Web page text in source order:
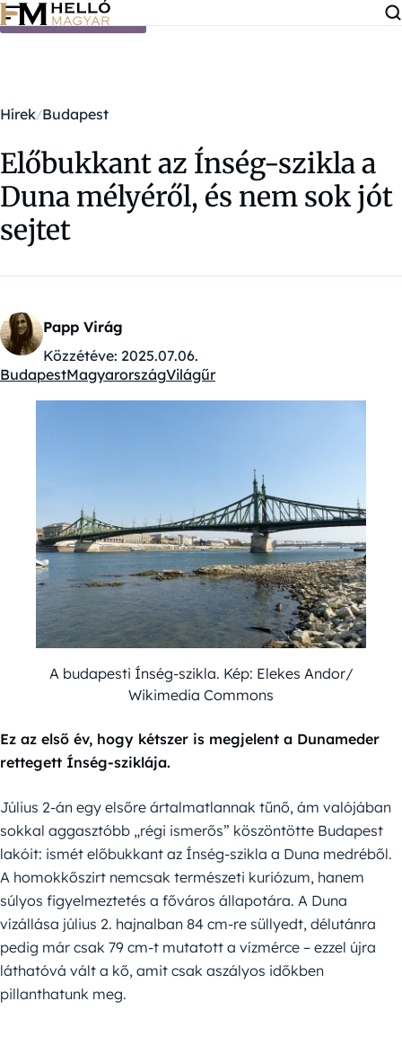
Ugrás a tartalomra
Hírek Budapest
Előbukkant az Ínség-szikla a
Duna mélyéről, és nem sok jót
sejtet
Papp Virág
Közzétéve: 2025.07.06.
Kategóriák:
BudapestMagyarországVilágűr
A budapesti Ínség-szikla. Kép: Elekes Andor/
Wikimedia Commons
Ez az első év, hogy kétszer is megjelent a Dunameder
rettegett Ínség-sziklája.
Július 2-án egy elsőre ártalmatlannak tűnő, ám valójában
sokkal aggasztóbb „régi ismerős” köszöntötte Budapest
lakóit: ismét előbukkant az Ínség-szikla a Duna medréből.
A homokkőszirt nemcsak természeti kuriózum, hanem
súlyos figyelmeztetés a főváros állapotára. A Duna
vízállása július 2. hajnalban 84 cm-re süllyedt, délutánra
pedig már csak 79 cm-t mutatott a vízmérce – ezzel újra
láthatóvá vált a kő, amit csak aszályos időkben
pillanthatunk meg.